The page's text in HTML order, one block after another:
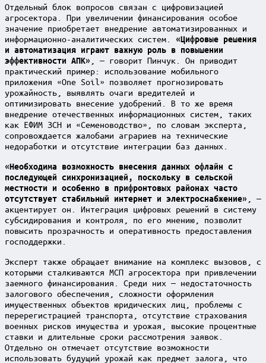
Отдельный блок вопросов связан с цифровизацией
агросектора. При увеличении финансирования особое
значение приобретает внедрение автоматизированных и
информационно-аналитических систем. «Цифровые решения
и автоматизация играют важную роль в повышении
эффективности АПК» , — говорит Пинчук. Он приводит
практический пример: использование мобильного
приложения «One Soil» позволяет прогнозировать
урожайность, выявлять очаги вредителей и
оптимизировать внесение удобрений. В то же время
внедрение отечественных информационных систем, таких
как ЕФИМ ЗСН и «Семеноводство», по словам эксперта,
сопровождается жалобами аграриев на технические
недоработки и отсутствие интеграции баз данных.
«Необходима возможность внесения данных офлайн с
последующей синхронизацией, поскольку в сельской
местности и особенно в прифронтовых районах часто
отсутствует стабильный интернет и электроснабжение» , —
акцентирует он. Интеграция цифровых решений в систему
субсидирования и контроля, по его мнению, позволит
повысить прозрачность и оперативность предоставления
господдержки.
Эксперт также обращает внимание на комплекс вызовов, с
которыми сталкиваются МСП агросектора при привлечении
заемного финансирования. Среди них — недостаточность
залогового обеспечения, сложности оформления
имущественных объектов юридических лиц, проблемы с
перерегистрацией транспорта, отсутствие страхования
военных рисков имущества и урожая, высокие процентные
ставки и длительные сроки рассмотрения заявок.
Отдельно он отмечает отсутствие возможности
использовать будущий урожай как предмет залога, что